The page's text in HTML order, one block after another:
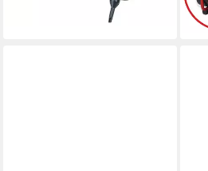
lieferbar - in 3-4 Werktagen bei dir